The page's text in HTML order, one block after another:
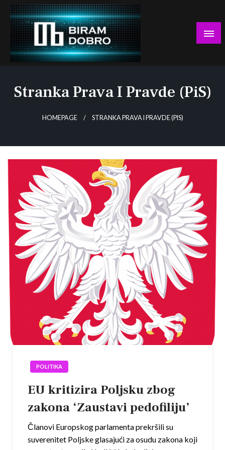
Skip
content
Stranka Prava I Pravde (PiS)
HOMEPAGE STRANKA PRAVA I PRAVDE (PIS)
POLITIKA
EU kritizira Poljsku zbog
zakona ‘Zaustavi pedofiliju’
Članovi Europskog parlamenta prekršili su
suverenitet Poljske glasajući za osudu zakona koji